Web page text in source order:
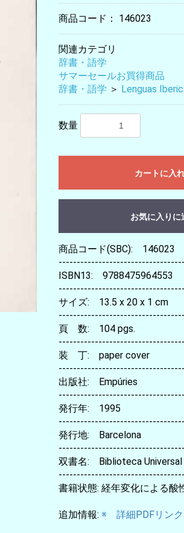
商品コード： 146023
関連カテゴリ
辞書・語学
サマーセールお買得商品
辞書・語学 ＞ Lenguas
数量
カートに入
お気に入りに
商品コード(SBC): 146023
-----------------------------------
ISBN13: 9788475964553
-----------------------------------
サイズ: 13.5 x 20 x 1 cm
-----------------------------------
頁 数: 104 pgs.
-----------------------------------
装 丁: paper cover
-----------------------------------
出版社: Empúries
-----------------------------------
発行年: 1995
-----------------------------------
発行地: Barcelona
-----------------------------------
双書名: Biblioteca Universal
-----------------------------------
書籍状態: 経年変化による酸
追加情報: ※ 詳細PDFリンク